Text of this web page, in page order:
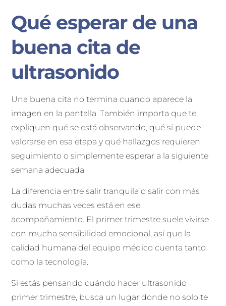
Qué esperar de una
buena cita de
ultrasonido
Una buena cita no termina cuando aparece la
imagen en la pantalla. También importa que te
expliquen qué se está observando, qué sí puede
valorarse en esa etapa y qué hallazgos requieren
seguimiento o simplemente esperar a la siguiente
semana adecuada.
La diferencia entre salir tranquila o salir con más
dudas muchas veces está en ese
acompañamiento. El primer trimestre suele vivirse
con mucha sensibilidad emocional, así que la
calidad humana del equipo médico cuenta tanto
como la tecnología.
Si estás pensando cuándo hacer ultrasonido
primer trimestre, busca un lugar donde no solo te